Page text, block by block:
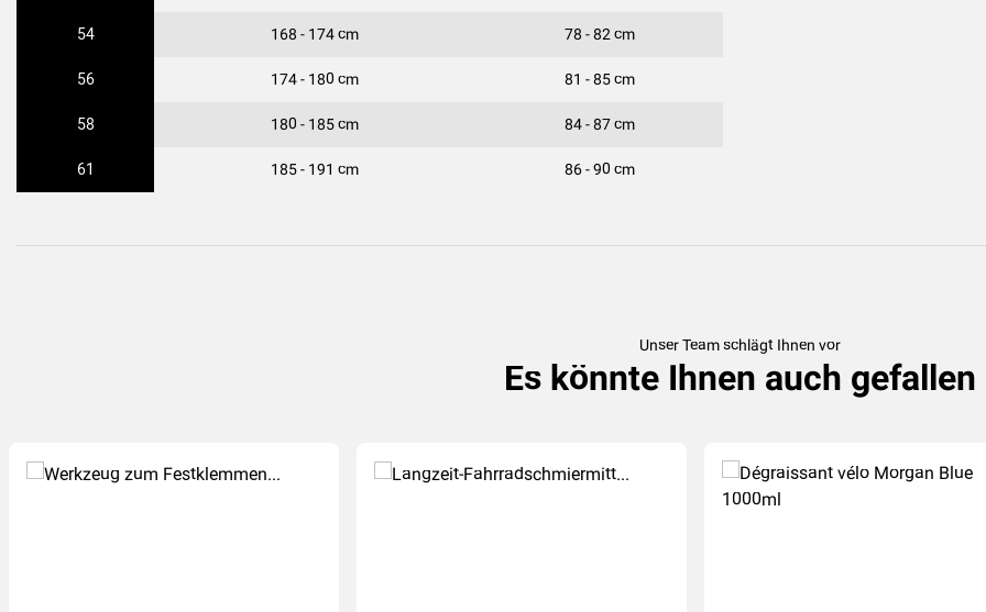
54 168 - 174 cm 78 - 82 cm
56 174 - 180 cm 81 - 85 cm
58 180 - 185 cm 84 - 87 cm
61 185 - 191 cm 86 - 90 cm
Unser Team schlägt Ihnen vor
Es könnte Ihnen auch gefallen